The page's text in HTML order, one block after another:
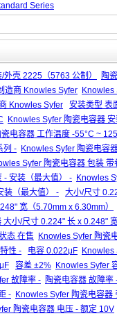
Series
外壳 2225（5763 公制）
陶
造商 Knowles Syfer Knowles
Knowles Syfer
安装类型 表
Knowles Syfer 陶瓷电容器
瓷电容器 工作温度 -55°C ~
列 - Knowles Syfer 陶瓷电容
Syfer 陶瓷电容器 包装
- 安装（最大值） - Knowles
装（最大值） -
大小/尺寸
宽（5.70mm x 6.30mm）
大小/尺寸 0.224" 长 x 0.248"
态 在售
Knowles Syfer 陶瓷
性 - 电容 0.022μF Knowles
容差 ±2% Knowles Syfer
故障率 - 陶瓷电容器 故障率
- Knowles Syfer 陶瓷电容器
陶瓷电容器 电压 - 额定 10V